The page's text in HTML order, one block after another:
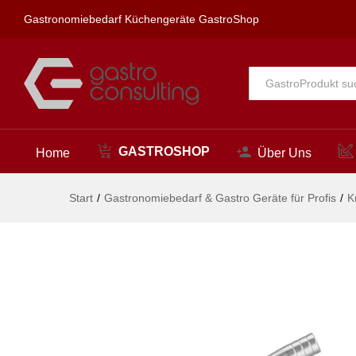
Gastronomiebedarf Küchengeräte GastroShop
Alle
Home GASTROSHOP Über Uns
Start / Gastronomiebedarf & Gastro Geräte für Profis /
Beschreibung